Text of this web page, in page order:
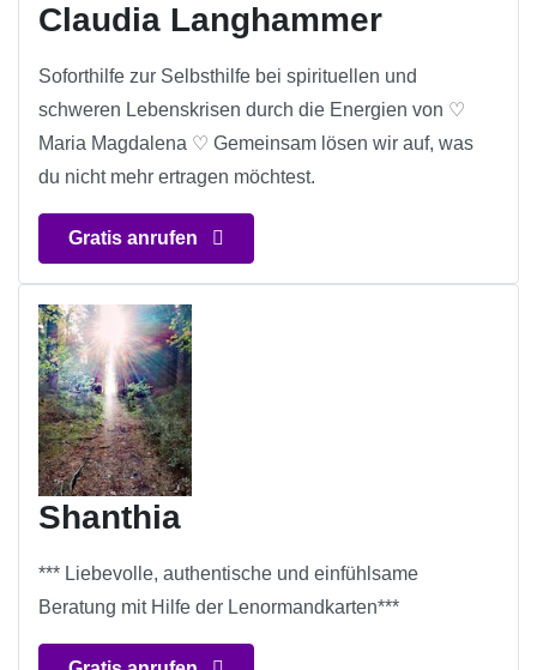
Claudia Langhammer
Soforthilfe zur Selbsthilfe bei spirituellen und
schweren Lebenskrisen durch die Energien von ♡
Maria Magdalena ♡ Gemeinsam lösen wir auf, was
du nicht mehr ertragen möchtest.
Gratis anrufen
Shanthia
*** Liebevolle, authentische und einfühlsame
Beratung mit Hilfe der Lenormandkarten***